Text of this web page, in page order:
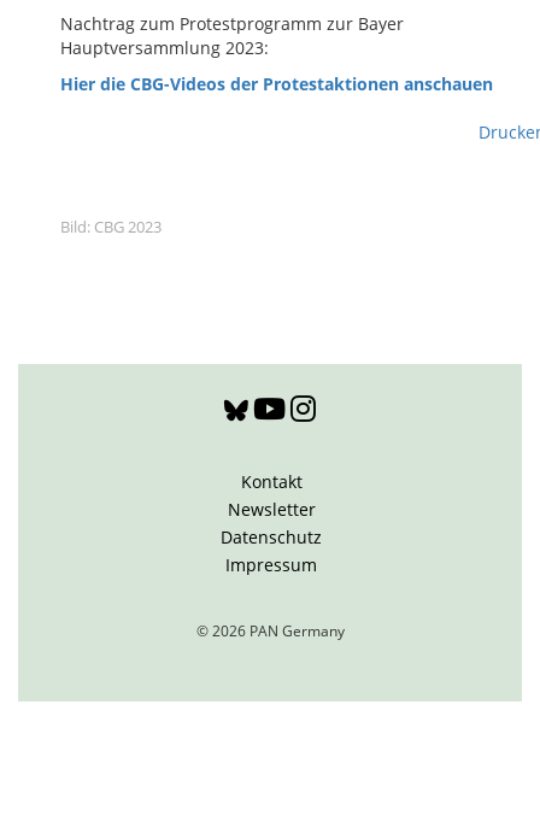
Nachtrag zum Protestprogramm zur Bayer
Hauptversammlung 2023:
Hier die CBG-Videos der Protestaktionen anschauen
Bild: CBG 2023
Kontakt
Newsletter
Datenschutz
Impressum
© 2026 PAN Germany